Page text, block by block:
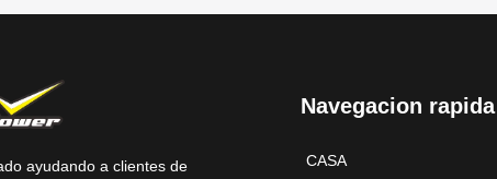
ayudando a clientes de
Navegacion rapida
CASA